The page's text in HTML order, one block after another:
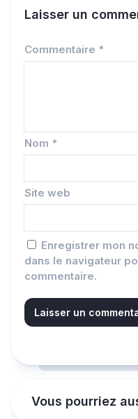
Laisser un
Commentaire *
Nom *
Site web
Enregistrer mon
dans le navigateur
commentaire.
Vous pourriez